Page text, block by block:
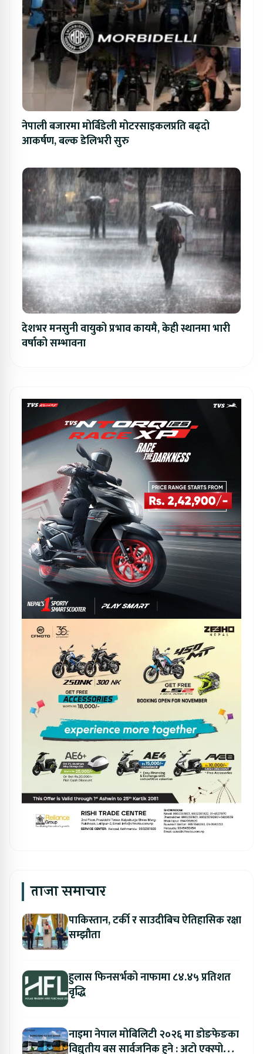
नेपाली बजारमा मोर्बिडेली मोटरसाइकलप्रति बढ्दो
आकर्षण, बल्क डेलिभरी सुरु
देशभर मनसुनी वायुको प्रभाव कायमै, केही स्थानमा भारी
वर्षाको सम्भावना
ताजा समाचार
पाकिस्तान, टर्की र साउदीबिच ऐतिहासिक रक्षा
सम्झौता
हुलास फिनसर्भको नाफामा ८४.४५ प्रतिशत
वृद्धि
नाइमा नेपाल मोबिलिटी २०२६ मा डोङफेङका
विद्युतीय बस सार्वजनिक हुने : अटो एक्स्पोमा